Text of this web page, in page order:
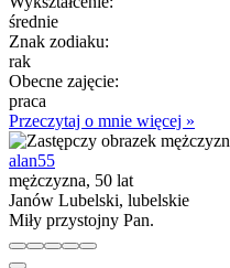
średnie
Znak zodiaku:
rak
Obecne zajęcie:
praca
Przeczytaj o mnie więcej »
alan55
mężczyzna, 50 lat
Janów Lubelski, lubelskie
Miły przystojny Pan.